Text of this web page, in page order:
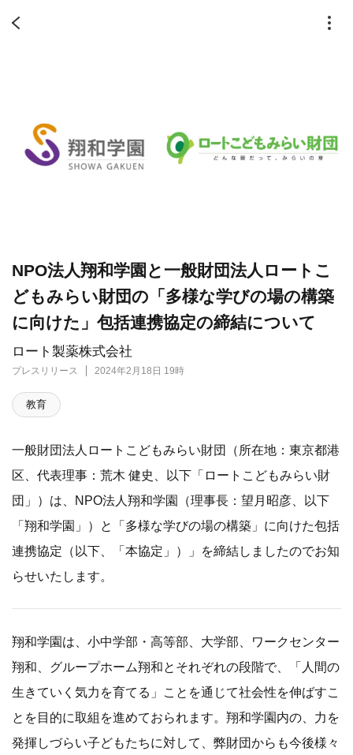
ロート製薬株式会社
プレスリリース 2024年2月18日 19時
NPO法人翔和学園と一般財団法人ロートこ
どもみらい財団の「多様な学びの場の構築
に向けた」包括連携協定の締結について
教育
一般財団法人ロートこどもみらい財団（所在地：東京都港
区、代表理事：荒木 健史、以下「ロートこどもみらい財
団」）は、NPO法人翔和学園（理事長：望月昭彦、以下
「翔和学園」）と「多様な学びの場の構築」に向けた包括
連携協定（以下、「本協定」）」を締結しましたのでお知
らせいたします。
翔和学園は、小中学部・高等部、大学部、ワークセンター
翔和、グループホーム翔和とそれぞれの段階で、「人間の
生きていく気力を育てる」ことを通じて社会性を伸ばすこ
とを目的に取組を進めておられます。翔和学園内の、力を
発揮しづらい子どもたちに対して、弊財団からも今後様々